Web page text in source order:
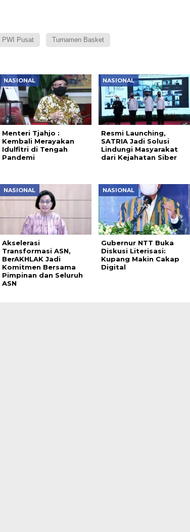
PWI Pusat Turnamen Basket
NASIONAL
Menteri Tjahjo :
Kembali Merayakan
Idulfitri di Tengah
Pandemi
NASIONAL
Resmi Launching,
SATRIA Jadi Solusi
Lindungi Masyarakat
dari Kejahatan Siber
NASIONAL
Akselerasi
Transformasi ASN,
BerAKHLAK Jadi
Komitmen Bersama
Pimpinan dan Seluruh
ASN
NASIONAL
Gubernur NTT Buka
Diskusi Literisasi:
Kupang Makin Cakap
Digital